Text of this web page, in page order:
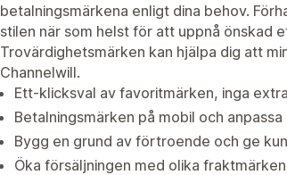
betalningsmärkena enligt dina behov.
stilen när som helst för att uppnå önskad
Trovärdighetsmärken kan hjälpa dig att
Channelwill.
Ett-klicksval av favoritmärken, inga
Betalningsmärken på mobil och
Bygg en grund av förtroende och ge
Öka försäljningen med olika fraktmärken